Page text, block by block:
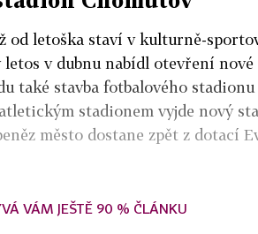
od letoška staví v kulturně-
v dubnu nabídl otevření nové
také stavba fotbalového
stadionem vyjde nový
město dostane zpět z dotací
VÁM JEŠTĚ 90 % ČLÁNKU